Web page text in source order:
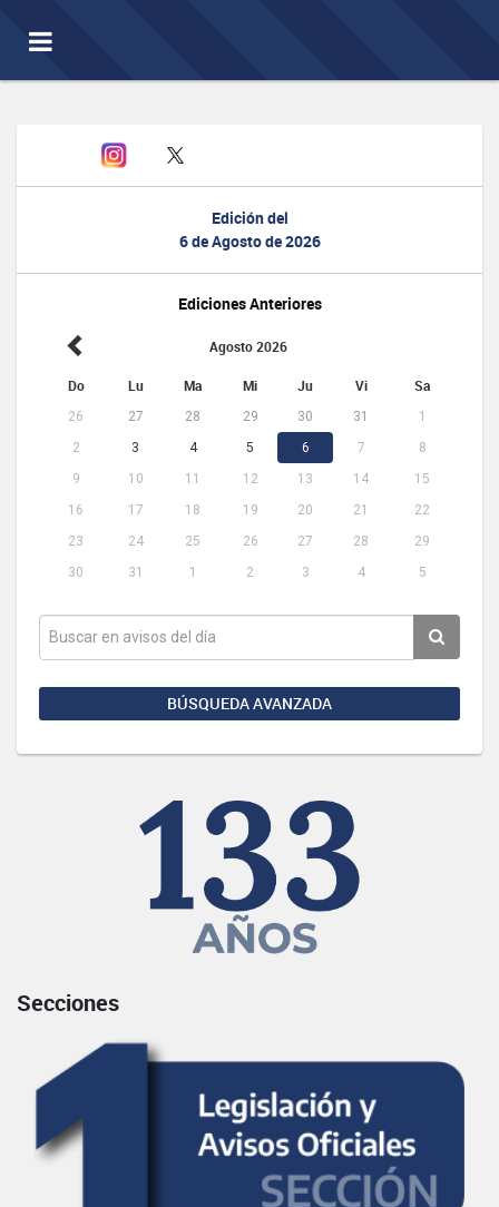
Toggle
navigation
Edición del
6 de Agosto de 2026
Ediciones Anteriores
Agosto 2026
Do Lu Ma Mi Ju Vi Sa
26 27 28 29 30 31
1
2
3 4 5 6 7
8
9
10 11 12 13 14
15
16
17 18 19 20 21
22
23
24 25 26 27 28
29
30
31 1 2 3 4 5
BÚSQUEDA AVANZADA
Secciones